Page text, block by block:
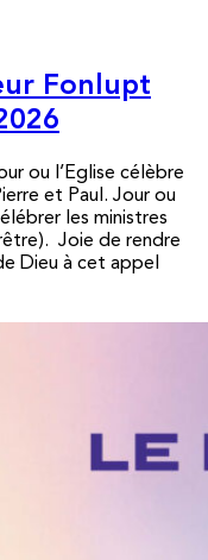
Fonlupt
ou l’Eglise célèbre
et Paul. Jour ou
les ministres
Joie de rendre
Dieu à cet appel